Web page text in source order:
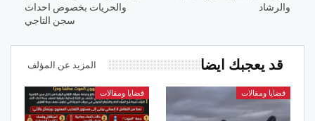
والرشاد
والحريات بخصوص احداث
سجن التاجي
قد يعجبك ايضا المزيد عن المؤلف
قضايا ومقالات قضايا ومقالات